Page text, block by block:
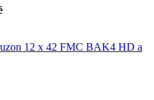
12 x 42 FMC BAK4 HD a